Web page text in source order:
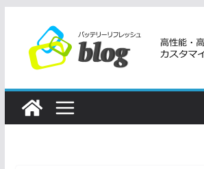
ツ